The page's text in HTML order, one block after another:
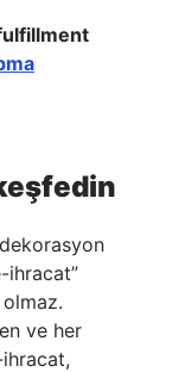
ihracat”
ve her